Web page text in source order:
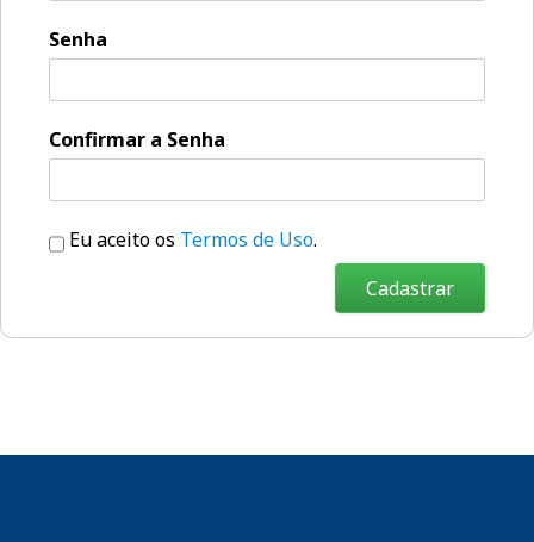
Senha
Confirmar a Senha
Eu aceito os Termos de Uso.
Cadastrar